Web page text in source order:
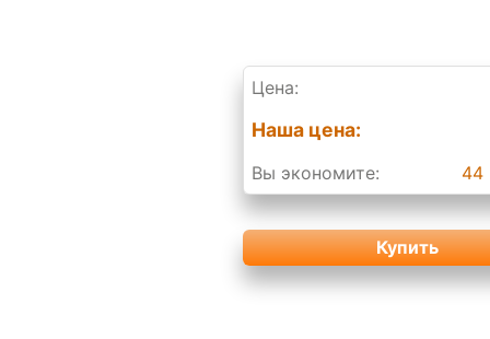
Цена:
Наша цена:
Вы экономите: 44
Купить